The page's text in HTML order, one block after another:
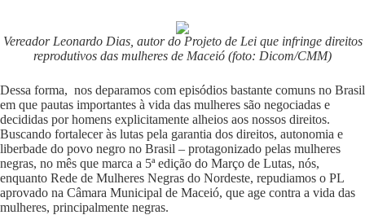
Vereador Leonardo Dias, autor do Projeto de Lei que infringe direitos
reprodutivos das mulheres de Maceió (foto: Dicom/CMM)
Dessa forma, nos deparamos com episódios bastante comuns no Brasil
em que pautas importantes à vida das mulheres são negociadas e
decididas por homens explicitamente alheios aos nossos direitos.
Buscando fortalecer às lutas pela garantia dos direitos, autonomia e
liberbade do povo negro no Brasil – protagonizado pelas mulheres
negras, no mês que marca a 5ª edição do Março de Lutas, nós,
enquanto Rede de Mulheres Negras do Nordeste, repudiamos o PL
aprovado na Câmara Municipal de Maceió, que age contra a vida das
mulheres, principalmente negras.